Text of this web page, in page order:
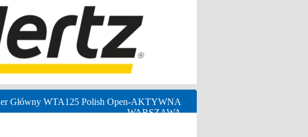
Główny WTA125 Polish Open-AKTYWNA
WARSZAWA